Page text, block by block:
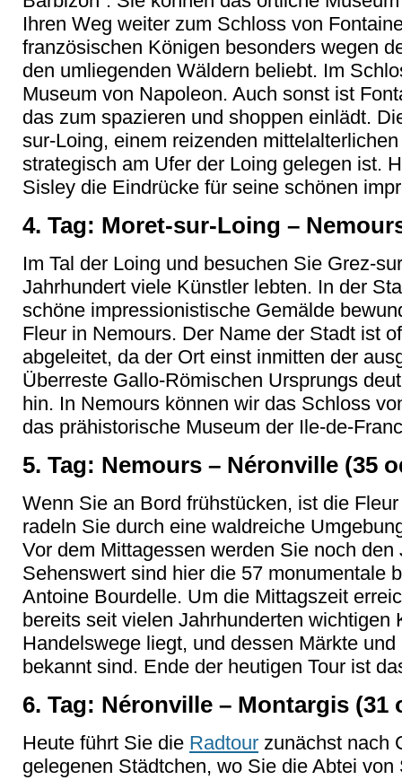
Ihren Weg weiter zum Schloss von
französischen Königen besonders wegen
den umliegenden Wäldern beliebt. Im
Museum von Napoleon. Auch sonst ist
das zum spazieren und shoppen einlädt.
sur-Loing, einem reizenden
strategisch am Ufer der Loing gelegen ist.
Sisley die Eindrücke für seine schönen
4. Tag: Moret-sur-Loing –
Im Tal der Loing und besuchen Sie Grez-
Jahrhundert viele Künstler lebten. In der
schöne impressionistische Gemälde
Fleur in Nemours. Der Name der Stadt ist
abgeleitet, da der Ort einst inmitten der
Überreste Gallo-Römischen Ursprungs
hin. In Nemours können wir das Schloss
das prähistorische Museum der Ile-de-
5. Tag: Nemours – Néronville (35
Wenn Sie an Bord frühstücken, ist die
radeln Sie durch eine waldreiche
Vor dem Mittagessen werden Sie noch
Sehenswert sind hier die 57 monumentale
Antoine Bourdelle. Um die Mittagszeit
bereits seit vielen Jahrhunderten wichtigen
Handelswege liegt, und dessen Märkte
bekannt sind. Ende der heutigen Tour ist
6. Tag: Néronville – Montargis (31
Heute führt Sie die Radtour zunächst nach
gelegenen Städtchen, wo Sie die Abtei